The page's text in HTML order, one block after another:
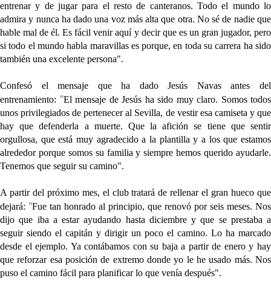
entrenar y de jugar para el resto de canteranos. Todo el mundo lo
admira y nunca ha dado una voz más alta que otra. No sé de nadie que
hable mal de él. Es fácil venir aquí y decir que es un gran jugador, pero
si todo el mundo habla maravillas es porque, en toda su carrera ha sido
también una excelente persona".
Confesó el mensaje que ha dado Jesús Navas antes del
entrenamiento: "El mensaje de Jesús ha sido muy claro. Somos todos
unos privilegiados de pertenecer al Sevilla, de vestir esa camiseta y que
hay que defenderla a muerte. Que la afición se tiene que sentir
orgullosa, que está muy agradecido a la plantilla y a los que estamos
alrededor porque somos su familia y siempre hemos querido ayudarle.
Tenemos que seguir su camino".
A partir del próximo mes, el club tratará de rellenar el gran hueco que
dejará: "Fue tan honrado al principio, que renovó por seis meses. Nos
dijo que iba a estar ayudando hasta diciembre y que se prestaba a
seguir siendo el capitán y dirigir un poco el camino. Lo ha marcado
desde el ejemplo. Ya contábamos con su baja a partir de enero y hay
que reforzar esa posición de extremo donde yo le he usado más. Nos
puso el camino fácil para planificar lo que venía después".